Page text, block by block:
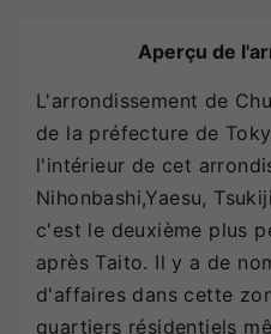
Aperçu de
L'arrondissement de
de la préfecture de
l'intérieur de cet
Nihonbashi,Yaesu,
c'est le deuxième plus
après Taito. Il y a de
d'affaires dans cette
quartiers résidentiels